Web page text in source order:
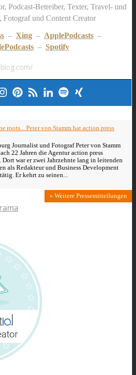
Podcast-Betreiber, Texter, Travel- und
Fotograf und Content Creator
– Xing – ApplePodcasts –
– Spotify
roots... Peter von Stamm hat action press
Journalist und Fotograf Peter von Stamm
22 Jahren die Agentur action press
Dort war er zwei Jahrzehnte lang in leitenden
als Redakteur und Business Development
Er kehrt zu seinen...
» Weitere Pressemitteilungen